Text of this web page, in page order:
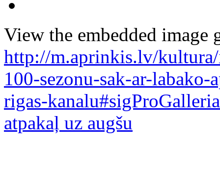
View the embedded image
http://m.aprinkis.lv/
100-sezonu-sak-ar-
rigas-
atpakaļ uz augšu